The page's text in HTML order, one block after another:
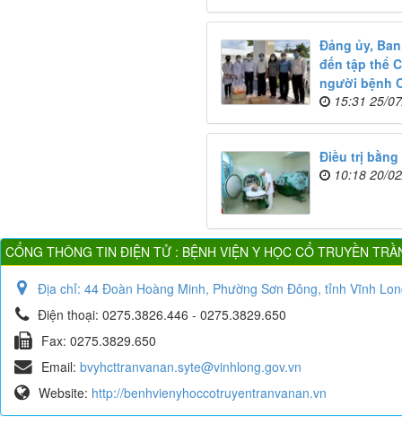
Đảng ủy,
đến tập thể
người bệnh
15:31 25/
Điều trị bằng
10:18 20/
CỔNG THÔNG TIN ĐIỆN TỬ : BỆNH VIỆN Y HỌC CỔ TRUYỀN
Địa chỉ: 44 Đoàn Hoàng Minh, Phường Sơn Đông, tỉnh Vĩnh
Điện thoại: 0275.3826.446 - 0275.3829.650
Fax: 0275.3829.650
Email: bvyhcttranvanan.syte@vinhlong.gov.vn
Website: http://benhvienyhoccotruyentranvanan.vn